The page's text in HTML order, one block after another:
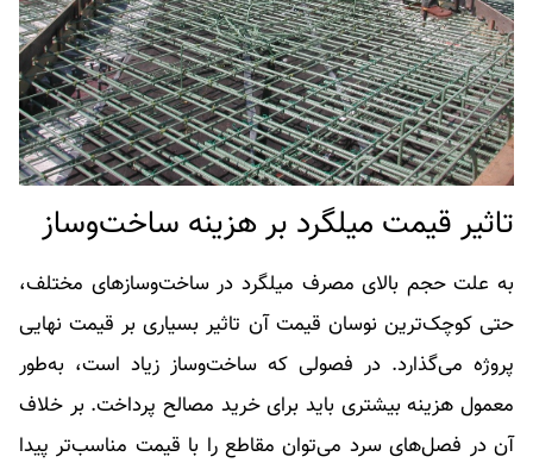
تاثیر قیمت میلگرد بر هزینه ساخت‌و‌ساز
به علت حجم بالای مصرف میلگرد در ساخت‌و‌سازهای مختلف،
حتی کوچک‌ترین نوسان قیمت آن تاثیر بسیاری بر قیمت نهایی
پروژه می‌گذارد. در فصولی که ساخت‌و‌ساز زیاد است، به‌طور
معمول هزینه بیشتری باید برای خرید مصالح پرداخت. بر خلاف
آن در فصل‌های سرد می‌توان مقاطع را با قیمت مناسب‌تر پیدا